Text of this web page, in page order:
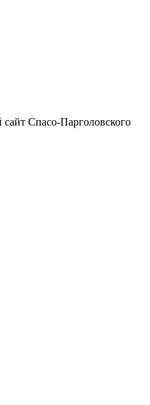
Спасо-Парголовского